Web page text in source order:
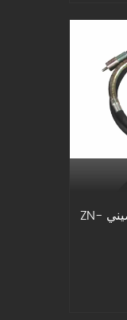
قضيب اهتزاز الخرسانة الصيني ZN-